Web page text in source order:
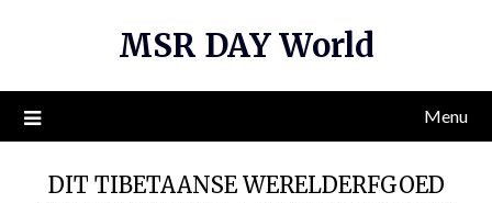
MSR DAY World
Menu
DIT TIBETAANSE WERELDERFGOED